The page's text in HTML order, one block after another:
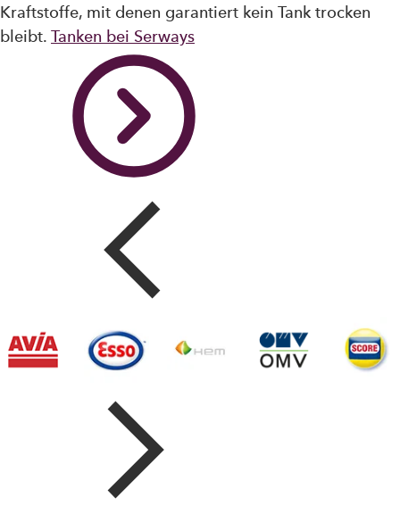
Kraftstoffe, mit denen garantiert kein Tank trocken
bleibt. Tanken bei Serways